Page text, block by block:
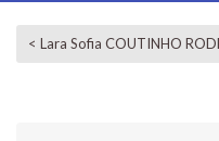
< Lara Sofia COUTINHO